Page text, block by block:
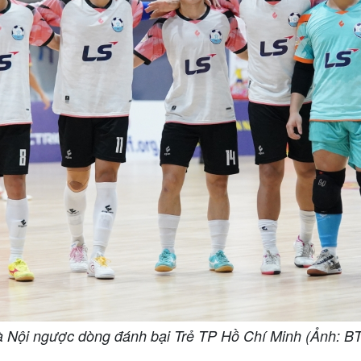
Nội ngược dòng đánh bại Trẻ TP Hồ Chí Minh (Ảnh: